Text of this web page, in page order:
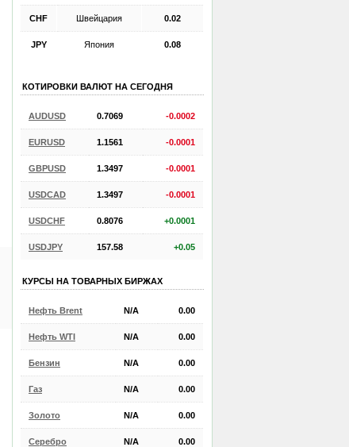
CHF Швейцария 0.02
JPY Япония 0.08
КОТИРОВКИ ВАЛЮТ НА СЕГОДНЯ
AUDUSD 0.7069 -0.0002
EURUSD 1.1561 -0.0001
GBPUSD 1.3497 -0.0001
USDCAD 1.3497 -0.0001
USDCHF 0.8076 +0.0001
USDJPY 157.58 +0.05
КУРСЫ НА ТОВАРНЫХ БИРЖАХ
Нефть Brent N/A 0.00
Нефть WTI N/A 0.00
Бензин N/A 0.00
Газ N/A 0.00
Золото N/A 0.00
Серебро N/A 0.00